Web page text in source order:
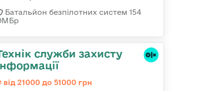
Батальйон безпілотних систем 154
служби захисту
від 21000 до 51000 грн